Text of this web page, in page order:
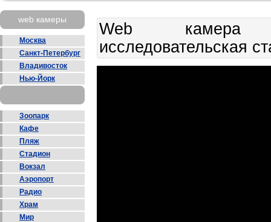
web камеры
Москва
Санкт-Петербург
Владивосток
Нью-Йорк
Зоопарк
Кафе
Пляж
Стадион
Вокзал
Аэропорт
Радио
Храм
Мир
Web камера
исследовательская